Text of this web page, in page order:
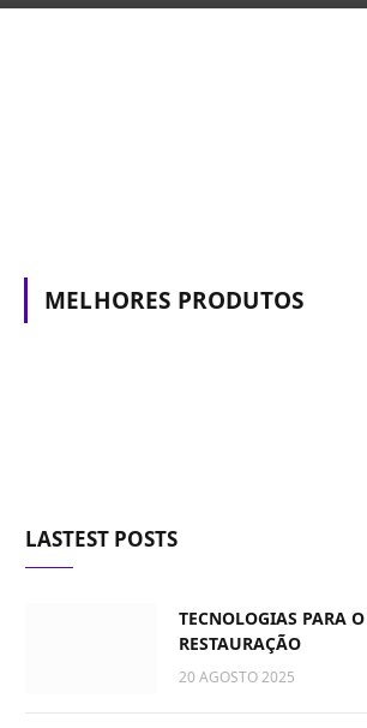
MELHORES PRODUTOS
LASTEST POSTS
TECNOLOGIAS PARA
RESTAURAÇÃO
20 AGOSTO 2025